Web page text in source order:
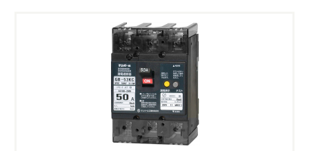
福利厚生・教育制度
YouTube テンパールチャンネル
カタログ・ソフトダウンロード